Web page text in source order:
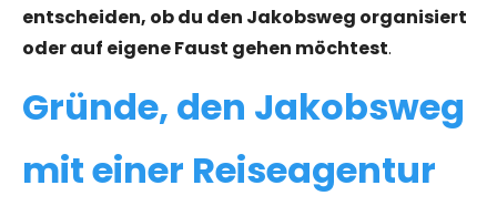
entscheiden, ob du den Jakobsweg organisiert
oder auf eigene Faust gehen möchtest.
Gründe, den Jakobsweg
mit einer Reiseagentur